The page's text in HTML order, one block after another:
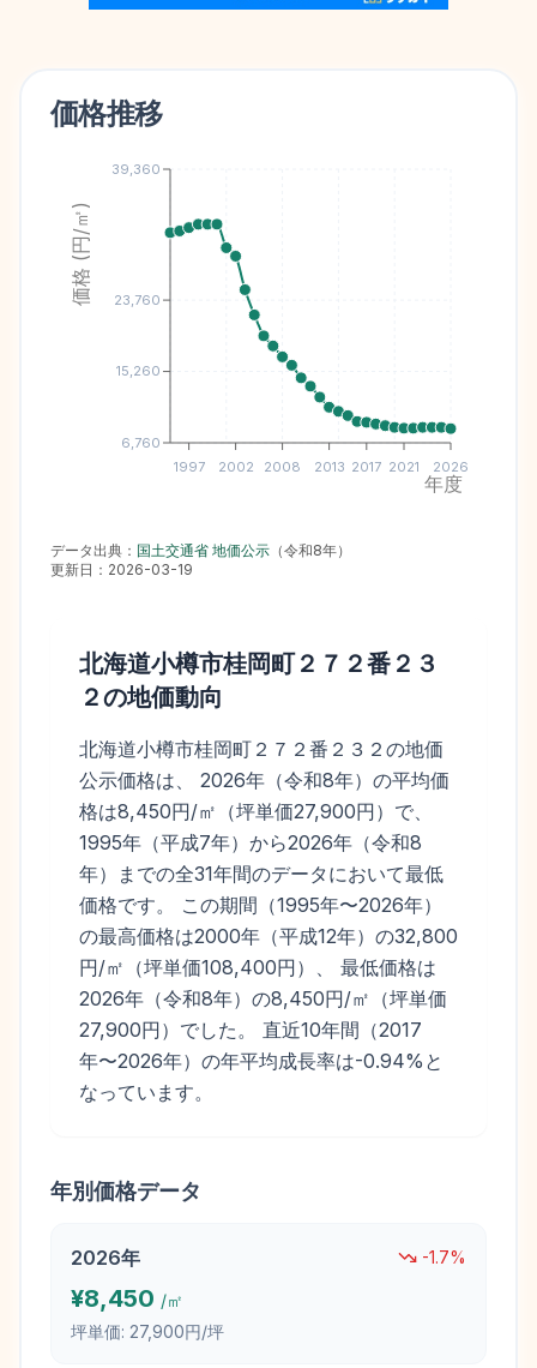
価格推移
1997 2002 2008 2013 2017 2021 2026
年度
6,760
15,260
23,760
39,360
価格 (円/㎡)
データ出典： 国土交通省 地価公示 （令和8年）
更新日： 2026-03-19
北海道小樽市桂岡町２７２番２３
２の地価動向
北海道小樽市桂岡町２７２番２３２の地価
公示価格は、 2026年（令和8年）の平均価
格は8,450円/㎡（坪単価27,900円）で、
1995年（平成7年）から2026年（令和8
年）までの全31年間のデータにおいて最低
価格です。 この期間（1995年〜2026年）
の最高価格は2000年（平成12年）の32,800
円/㎡（坪単価108,400円）、 最低価格は
2026年（令和8年）の8,450円/㎡（坪単価
27,900円）でした。 直近10年間（2017
年〜2026年）の年平均成長率は-0.94%と
なっています。
年別価格データ
2026年 -1.7%
¥8,450 /㎡
坪単価: 27,900円/坪